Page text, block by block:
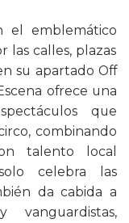
el emblemático
las calles, plazas
su apartado Off
ofrece una
que
combinando
talento local
celebra las
da cabida a
vanguardistas,